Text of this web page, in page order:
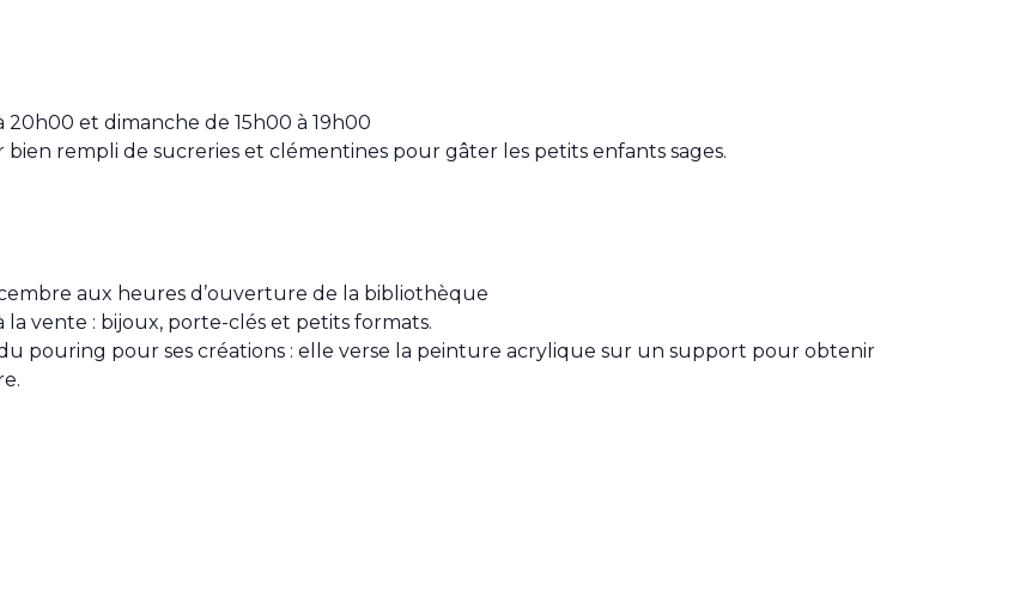
20h00 et dimanche de 15h00 à 19h00
rempli de sucreries et clémentines pour gâter les petits enfants sages.
aux heures d’ouverture de la bibliothèque
la vente : bijoux, porte-clés et petits formats.
pouring pour ses créations : elle verse la peinture acrylique sur un support pour obtenir